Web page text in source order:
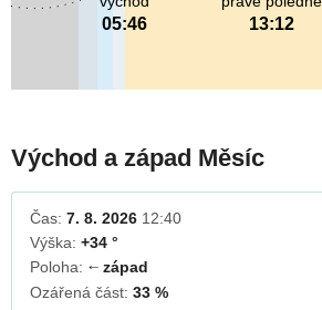
13:12
05:46
Východ a západ Měsíc
Čas: 7. 8. 2026 12:40
Výška: +34 °
Poloha:
↓západ
Ozářená část: 33 %